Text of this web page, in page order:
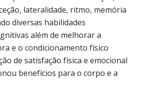
lateralidade, ritmo, memória
diversas habilidades
além de melhorar a
e o condicionamento físico
de satisfação física e emocional
benefícios para o corpo e a